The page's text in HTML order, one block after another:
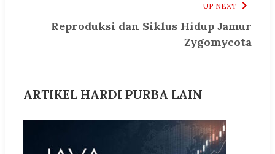
UP NEXT
Reproduksi dan Siklus Hidup Jamur
Zygomycota
ARTIKEL HARDI PURBA LAIN